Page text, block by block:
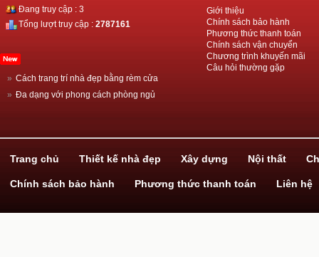
Đang truy cập : 3
Tổng lượt truy cập : 2787161
» Cách trang trí nhà đẹp bằng rèm cửa
» Đa dạng với phong cách phòng ngủ
Giới thiệu
Chính sách bảo hành
Phương thức thanh toán
Chính sách vận chuyển
Chương trình khuyến mãi
Câu hỏi thường gặp
Trang chủ Thiết kế nhà đẹp Xây dựng Nội thất
Chính sách bảo hành Phương thức thanh toán Liên hệ